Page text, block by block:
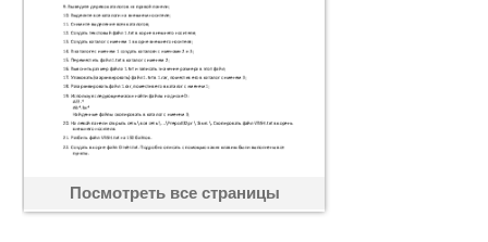
Посмотреть все страницы